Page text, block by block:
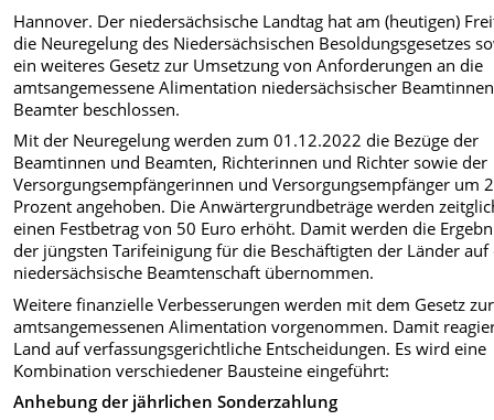
Hannover. Der niedersächsische Landtag hat am (heutigen)
die Neuregelung des Niedersächsischen Besoldungsgesetzes
ein weiteres Gesetz zur Umsetzung von Anforderungen an die
amtsangemessene Alimentation niedersächsischer
Beamter beschlossen.
Mit der Neuregelung werden zum 01.12.2022 die Bezüge der
Beamtinnen und Beamten, Richterinnen und Richter sowie der
Versorgungsempfängerinnen und Versorgungsempfänger um
Prozent angehoben. Die Anwärtergrundbeträge werden
einen Festbetrag von 50 Euro erhöht. Damit werden die
der jüngsten Tarifeinigung für die Beschäftigten der Länder auf
niedersächsische Beamtenschaft übernommen.
Weitere finanzielle Verbesserungen werden mit dem Gesetz zur
amtsangemessenen Alimentation vorgenommen. Damit
Land auf verfassungsgerichtliche Entscheidungen. Es wird eine
Kombination verschiedener Bausteine eingeführt:
Anhebung der jährlichen Sonderzahlung